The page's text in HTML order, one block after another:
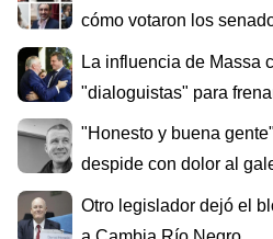
cómo votaron los
La influencia de Massa
"dialoguistas" para
"Honesto y buena
despide con dolor al
Otro legislador dejó el